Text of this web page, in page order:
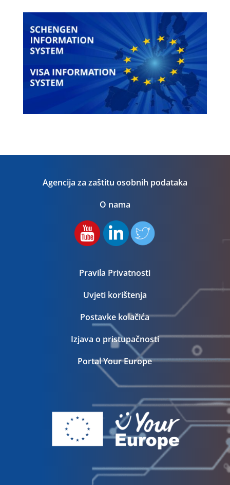
Agencija za zaštitu osobnih podataka
O nama
Pravila Privatnosti
Uvjeti korištenja
Postavke kolačića
Izjava o pristupačnosti
Portal Your Europe